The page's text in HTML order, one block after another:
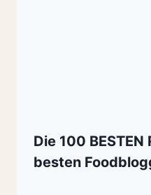
Die 100 BESTEN
besten